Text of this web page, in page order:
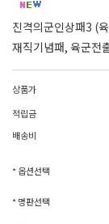
진격의군인상패3 (
재직기념패, 육군전
상품가
적립금
배송비
* 옵션선택
* 명판선택